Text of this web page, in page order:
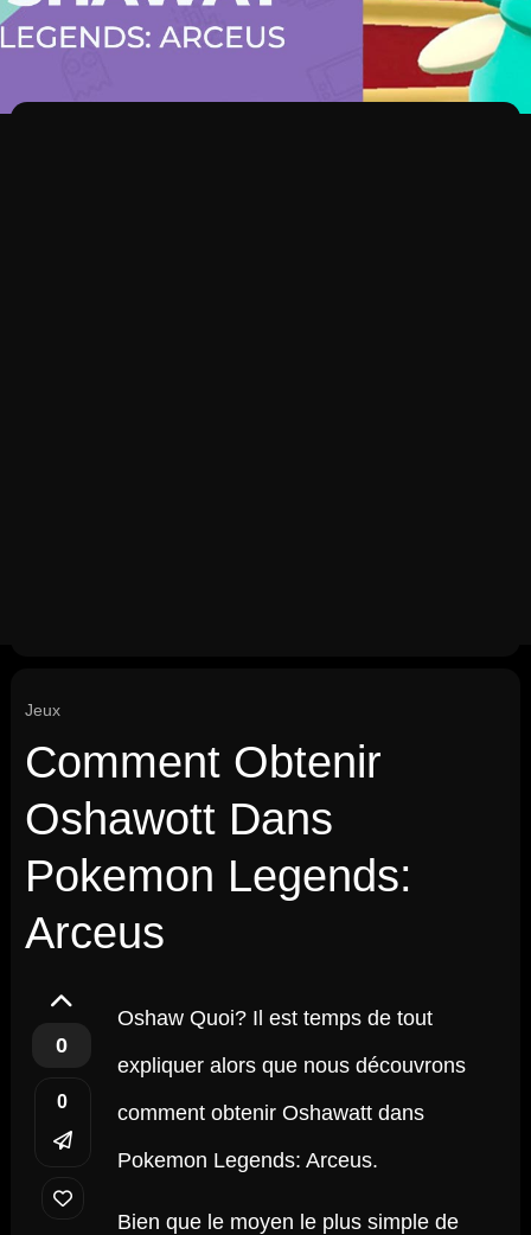
Jeux
Comment Obtenir
Oshawott Dans
Pokemon Legends:
Arceus
0
0
Oshaw Quoi? Il est temps de tout
expliquer alors que nous découvrons
comment obtenir Oshawatt dans
Pokemon Legends: Arceus.
Bien que le moyen le plus simple de